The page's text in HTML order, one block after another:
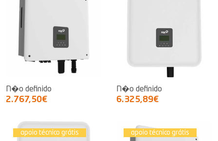
N�o definido
2.767,50€
N�o definido
6.325,89€
apoio técnico grátis apoio técnico grátis